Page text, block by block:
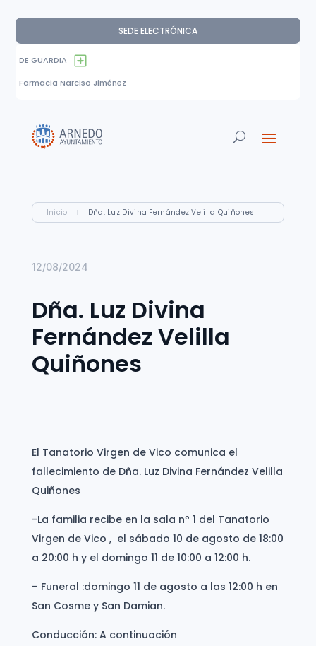
SEDE ELECTRÓNICA
DE GUARDIA
Farmacia Narciso Jiménez
Inicio I Dña. Luz Divina Fernández Velilla Quiñones
12/08/2024
Dña. Luz Divina
Fernández Velilla
Quiñones
El Tanatorio Virgen de Vico comunica el
fallecimiento de Dña. Luz Divina Fernández Velilla
Quiñones
-La familia recibe en la sala nº 1 del Tanatorio
Virgen de Vico , el sábado 10 de agosto de 18:00
a 20:00 h y el domingo 11 de 10:00 a 12:00 h.
– Funeral :domingo 11 de agosto a las 12:00 h en
San Cosme y San Damian.
Conducción: A continuación